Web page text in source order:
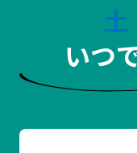
土
いつ